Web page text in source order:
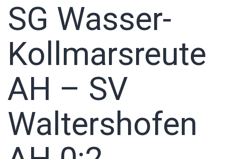
SG Wasser-
Kollmarsreute
AH – SV
Waltershofen